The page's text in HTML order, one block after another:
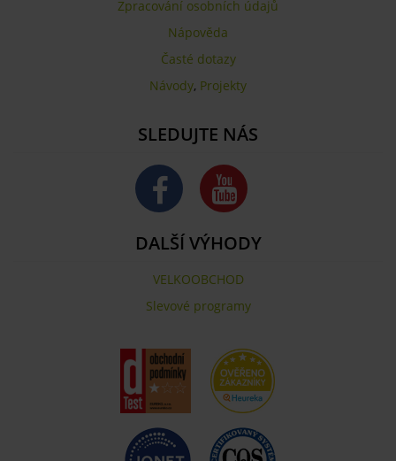
Zpracování osobních údajů
Nápověda
Časté dotazy
Návody, Projekty
SLEDUJTE NÁS
DALŠÍ VÝHODY
VELKOOBCHOD
Slevové programy